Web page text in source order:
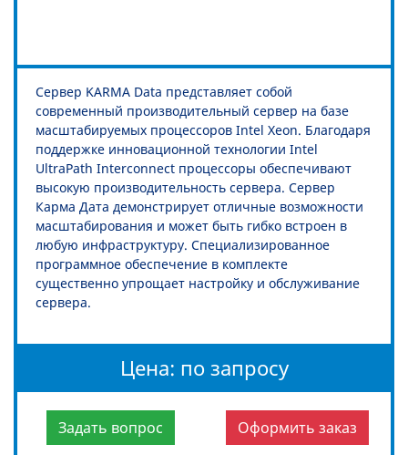
Сервер KARMA Data представляет собой
современный производительный сервер на базе
масштабируемых процессоров Intel Xeon. Благодаря
поддержке инновационной технологии Intel
UltraPath Interconnect процессоры обеспечивают
высокую производительность сервера. Сервер
Карма Дата демонстрирует отличные возможности
масштабирования и может быть гибко встроен в
любую инфраструктуру. Специализированное
программное обеспечение в комплекте
существенно упрощает настройку и обслуживание
сервера.
Цена: по запросу
Задать вопрос Оформить заказ